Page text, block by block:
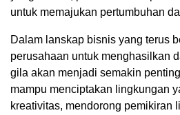
untuk memajukan pertumbuhan
Dalam lanskap bisnis yang terus
perusahaan untuk menghasilkan
gila akan menjadi semakin
mampu menciptakan lingkungan
kreativitas, mendorong pemikiran